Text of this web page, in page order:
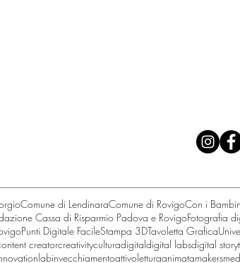
Comune di LendinaraComune di RovigoCon i
Cassa di Risparmio Padova e RovigoFotografia
Punti Digitale FacileStampa 3DTavoletta Grafica
creatorcreativityculturadigitaldigital labsdigital
invecchiamentoattivoletturaanimata
seguici